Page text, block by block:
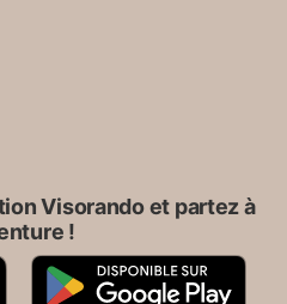
Visorando et partez à
!
A
G